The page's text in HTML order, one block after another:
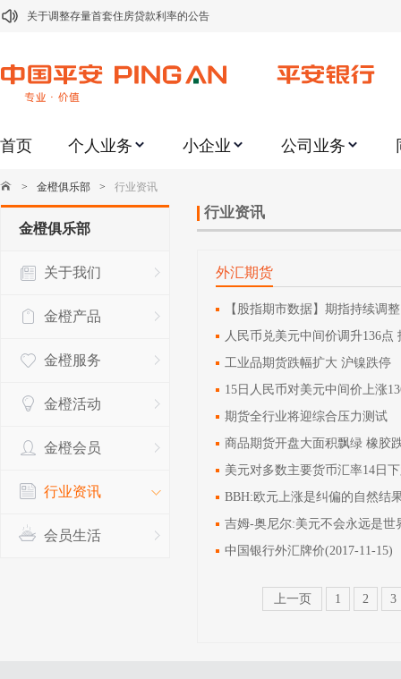
关于修订《平安银行代理个人客户贵金属交易协议书》的公告
关于2021年劳动节期间代理贵金属业务风险提示的通知
关于2020年端午节期间上金所代理业务调整合约保证金比例和涨跌幅度限制的
关于进一步加强代理贵金属业务风险防范的提示
首页 个人业务 小企业 公司业务
> 金橙俱乐部 > 行业资讯
金橙俱乐部
关于我们
金橙产品
金橙服务
金橙活动
金橙会员
行业资讯
会员生活
行业资讯
外汇期货
【股指期市数据】期指持续调
人民币兑美元中间价调升136点
工业品期货跌幅扩大 沪镍跌停
15日人民币对美元中间价上涨
期货全行业将迎综合压力测试
商品期货开盘大面积飘绿 橡胶
美元对多数主要货币汇率14日
BBH:欧元上涨是纠偏的自然结
吉姆-奥尼尔:美元不会永远是世
中国银行外汇牌价(2017-11-15)
上一页 1 2 3